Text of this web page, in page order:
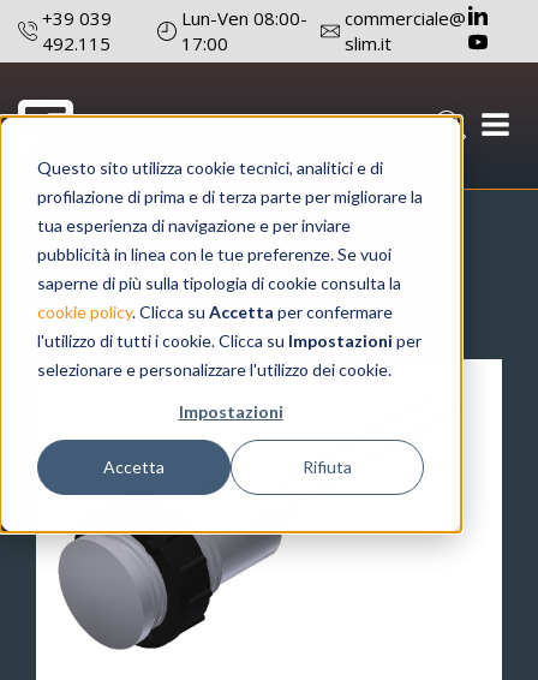
Questo sito utilizza cookie tecnici, analitici e di
profilazione di prima e di terza parte per migliorare la
tua esperienza di navigazione e per inviare
pubblicità in linea con le tue preferenze. Se vuoi
saperne di più sulla tipologia di cookie consulta la
cookie policy. Clicca su Accetta per confermare
l'utilizzo di tutti i cookie. Clicca su Impostazioni per
selezionare e personalizzare l'utilizzo dei cookie.
Impostazioni
Accetta Rifiuta
+39 039
492.115
Lun-Ven 08:00-
17:00
commerciale@
slim.it
FARETTO
TB/012/SDK
catalogo prodotti micro faretti micro faretti